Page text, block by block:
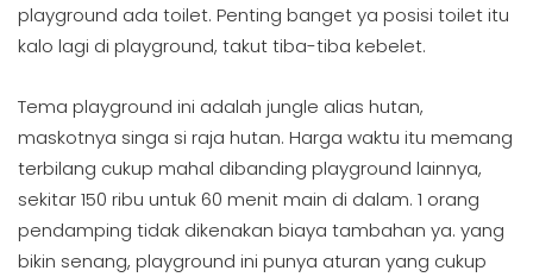
playground ada toilet. Penting banget ya posisi toilet itu
kalo lagi di playground, takut tiba-tiba kebelet.
Tema playground ini adalah jungle alias hutan,
maskotnya singa si raja hutan. Harga waktu itu memang
terbilang cukup mahal dibanding playground lainnya,
sekitar 150 ribu untuk 60 menit main di dalam. 1 orang
pendamping tidak dikenakan biaya tambahan ya. yang
bikin senang, playground ini punya aturan yang cukup